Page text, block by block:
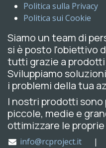
Politica sulla Privacy
Politica sui Cookie
Siamo un team di
si è posto l'obiettivo
tutti grazie a
Sviluppiamo
i problemi della tua
I nostri prodotti
piccole, medie e
ottimizzare le
info@rcproject.it|